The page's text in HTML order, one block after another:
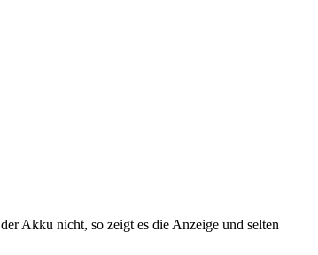
Akku nicht, so zeigt es die Anzeige und selten